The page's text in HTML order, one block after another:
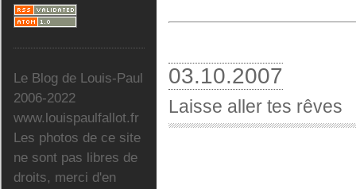
Le Blog de Louis-Paul
2006-2022
www.louispaulfallot.fr
Les photos de ce site
ne sont pas libres de
droits, merci d'en
03.10.2007
Laisse aller tes rêves